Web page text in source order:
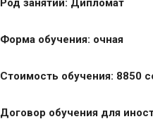
Род занятий: Дипломат
Форма обучения: очная
Стоимость обучения: 8850
Договор обучения для